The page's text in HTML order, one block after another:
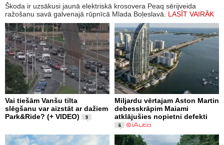
Škoda ir uzsākusi jaunā elektriskā krosovera Peaq sērijveida
ražošanu savā galvenajā rūpnīcā Mlada Boļeslavā. LASĪT VAIRĀK
Vai tiešām Vanšu tilta
slēgšanu var aizstāt ar dažiem
Park&Ride? (+ VIDEO)
9
Miljardu vērtajam Aston Martin
debesskrāpim Maiami
atklājušies nopietni defekti
6